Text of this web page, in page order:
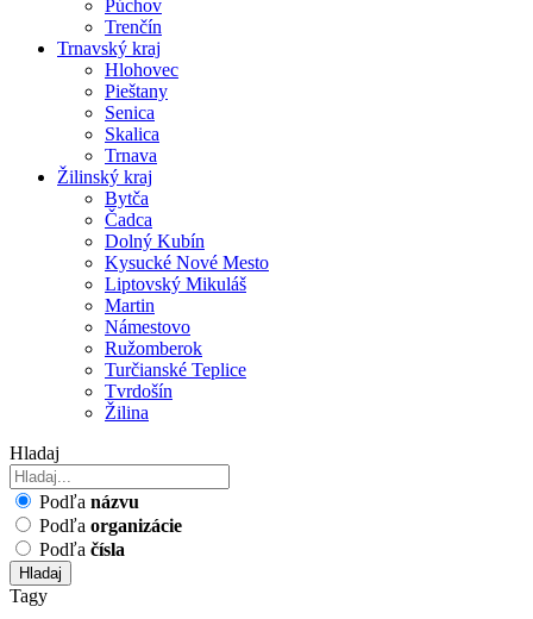
Púchov
Trenčín
Trnavský kraj
Hlohovec
Pieštany
Senica
Skalica
Trnava
Žilinský kraj
Bytča
Čadca
Dolný Kubín
Kysucké Nové Mesto
Liptovský Mikuláš
Martin
Námestovo
Ružomberok
Turčianské Teplice
Tvrdošín
Žilina
Hladaj
Podľa názvu
Podľa organizácie
Podľa čísla
Hladaj
Tagy